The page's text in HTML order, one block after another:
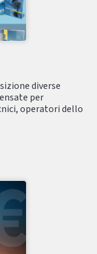
diverse
per
operatori dello